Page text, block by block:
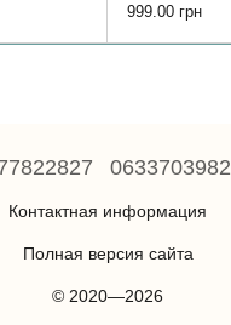
999.00 грн
0633703982
Контактная информация
Полная версия сайта
© 2020—2026